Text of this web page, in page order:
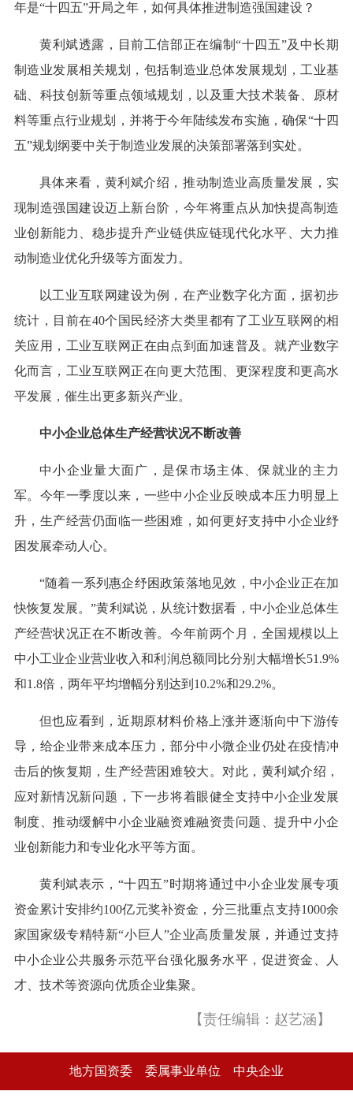
年是“十四五”开局之年，如何具体推进制造强国建设？
黄利斌透露，目前工信部正在编制“十四五”及中长期
制造业发展相关规划，包括制造业总体发展规划，工业基
础、科技创新等重点领域规划，以及重大技术装备、原材
料等重点行业规划，并将于今年陆续发布实施，确保“十四
五”规划纲要中关于制造业发展的决策部署落到实处。
具体来看，黄利斌介绍，推动制造业高质量发展，实
现制造强国建设迈上新台阶，今年将重点从加快提高制造
业创新能力、稳步提升产业链供应链现代化水平、大力推
动制造业优化升级等方面发力。
以工业互联网建设为例，在产业数字化方面，据初步
统计，目前在40个国民经济大类里都有了工业互联网的相
关应用，工业互联网正在由点到面加速普及。就产业数字
化而言，工业互联网正在向更大范围、更深程度和更高水
平发展，催生出更多新兴产业。
中小企业总体生产经营状况不断改善
中小企业量大面广，是保市场主体、保就业的主力
军。今年一季度以来，一些中小企业反映成本压力明显上
升，生产经营仍面临一些困难，如何更好支持中小企业纾
困发展牵动人心。
“随着一系列惠企纾困政策落地见效，中小企业正在加
快恢复发展。”黄利斌说，从统计数据看，中小企业总体生
产经营状况正在不断改善。今年前两个月，全国规模以上
中小工业企业营业收入和利润总额同比分别大幅增长51.9%
和1.8倍，两年平均增幅分别达到10.2%和29.2%。
但也应看到，近期原材料价格上涨并逐渐向中下游传
导，给企业带来成本压力，部分中小微企业仍处在疫情冲
击后的恢复期，生产经营困难较大。对此，黄利斌介绍，
应对新情况新问题，下一步将着眼健全支持中小企业发展
制度、推动缓解中小企业融资难融资贵问题、提升中小企
业创新能力和专业化水平等方面。
黄利斌表示，“十四五”时期将通过中小企业发展专项
资金累计安排约100亿元奖补资金，分三批重点支持1000余
家国家级专精特新“小巨人”企业高质量发展，并通过支持
中小企业公共服务示范平台强化服务水平，促进资金、人
才、技术等资源向优质企业集聚。
【责任编辑：赵艺涵】
地方国资委 委属事业单位 中央企业